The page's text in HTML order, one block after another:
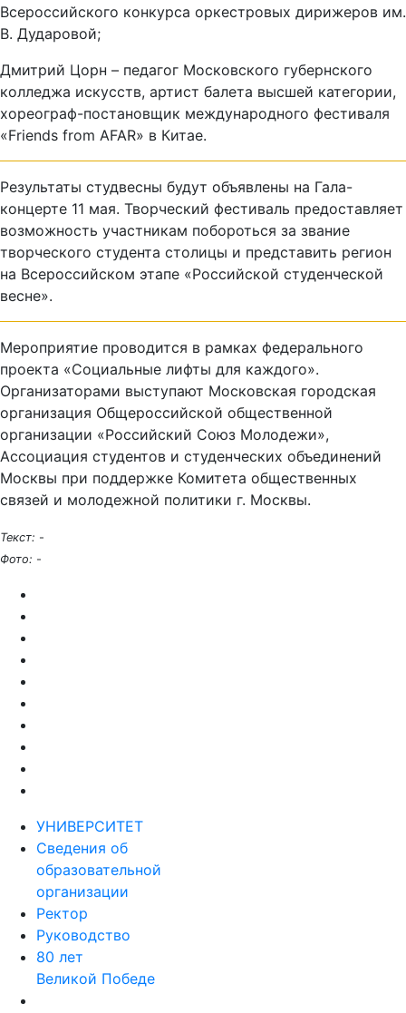
Всероссийского конкурса оркестровых дирижеров им.
В. Дударовой;
Дмитрий Цорн – педагог Московского губернского
колледжа искусств, артист балета высшей категории,
хореограф-постановщик международного фестиваля
«Friends from AFAR» в Китае.
Результаты студвесны будут объявлены на Гала-
концерте 11 мая. Творческий фестиваль предоставляет
возможность участникам побороться за звание
творческого студента столицы и представить регион
на Всероссийском этапе «Российской студенческой
весне».
Мероприятие проводится в рамках федерального
проекта «Социальные лифты для каждого».
Организаторами выступают Московская городская
организация Общероссийской общественной
организации «Российский Союз Молодежи»,
Ассоциация студентов и студенческих объединений
Москвы при поддержке Комитета общественных
связей и молодежной политики г. Москвы.
Текст: -
Фото: -
УНИВЕРСИТЕТ
Сведения об
образовательной
организации
Ректор
Руководство
80 лет
Великой Победе